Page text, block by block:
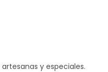
y especiales.